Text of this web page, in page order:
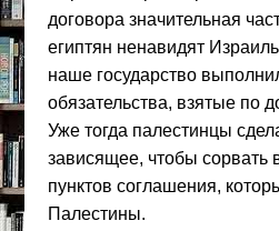
договора значительная
египтян ненавидят
наше государство
обязательства, взятые по
Уже тогда палестинцы
зависящее, чтобы сорвать
пунктов соглашения,
Палестины.